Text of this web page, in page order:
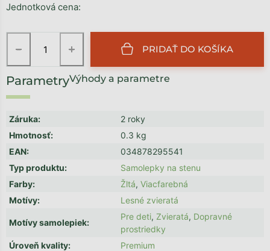
Jednotková cena:
+
− PRIDAŤ DO KOŠÍKA
Výhody a parametre
Záruka:
2 roky
Hmotnosť:
0.3 kg
EAN:
034878295541
Typ produktu:
Samolepky na stenu
Farby: Žltá, Viacfarebná
Motívy: Lesné zvieratá
Motívy samolepiek:
Pre deti, Zvieratá, Dopravné
prostriedky
Úroveň kvality:
Premium